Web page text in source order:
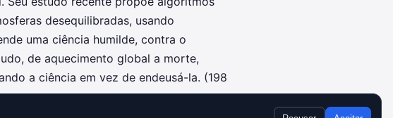
desequilibradas, usando
uma ciência humilde, contra o
de aquecimento global a morte,
a ciência em vez de endeusá-la. (198